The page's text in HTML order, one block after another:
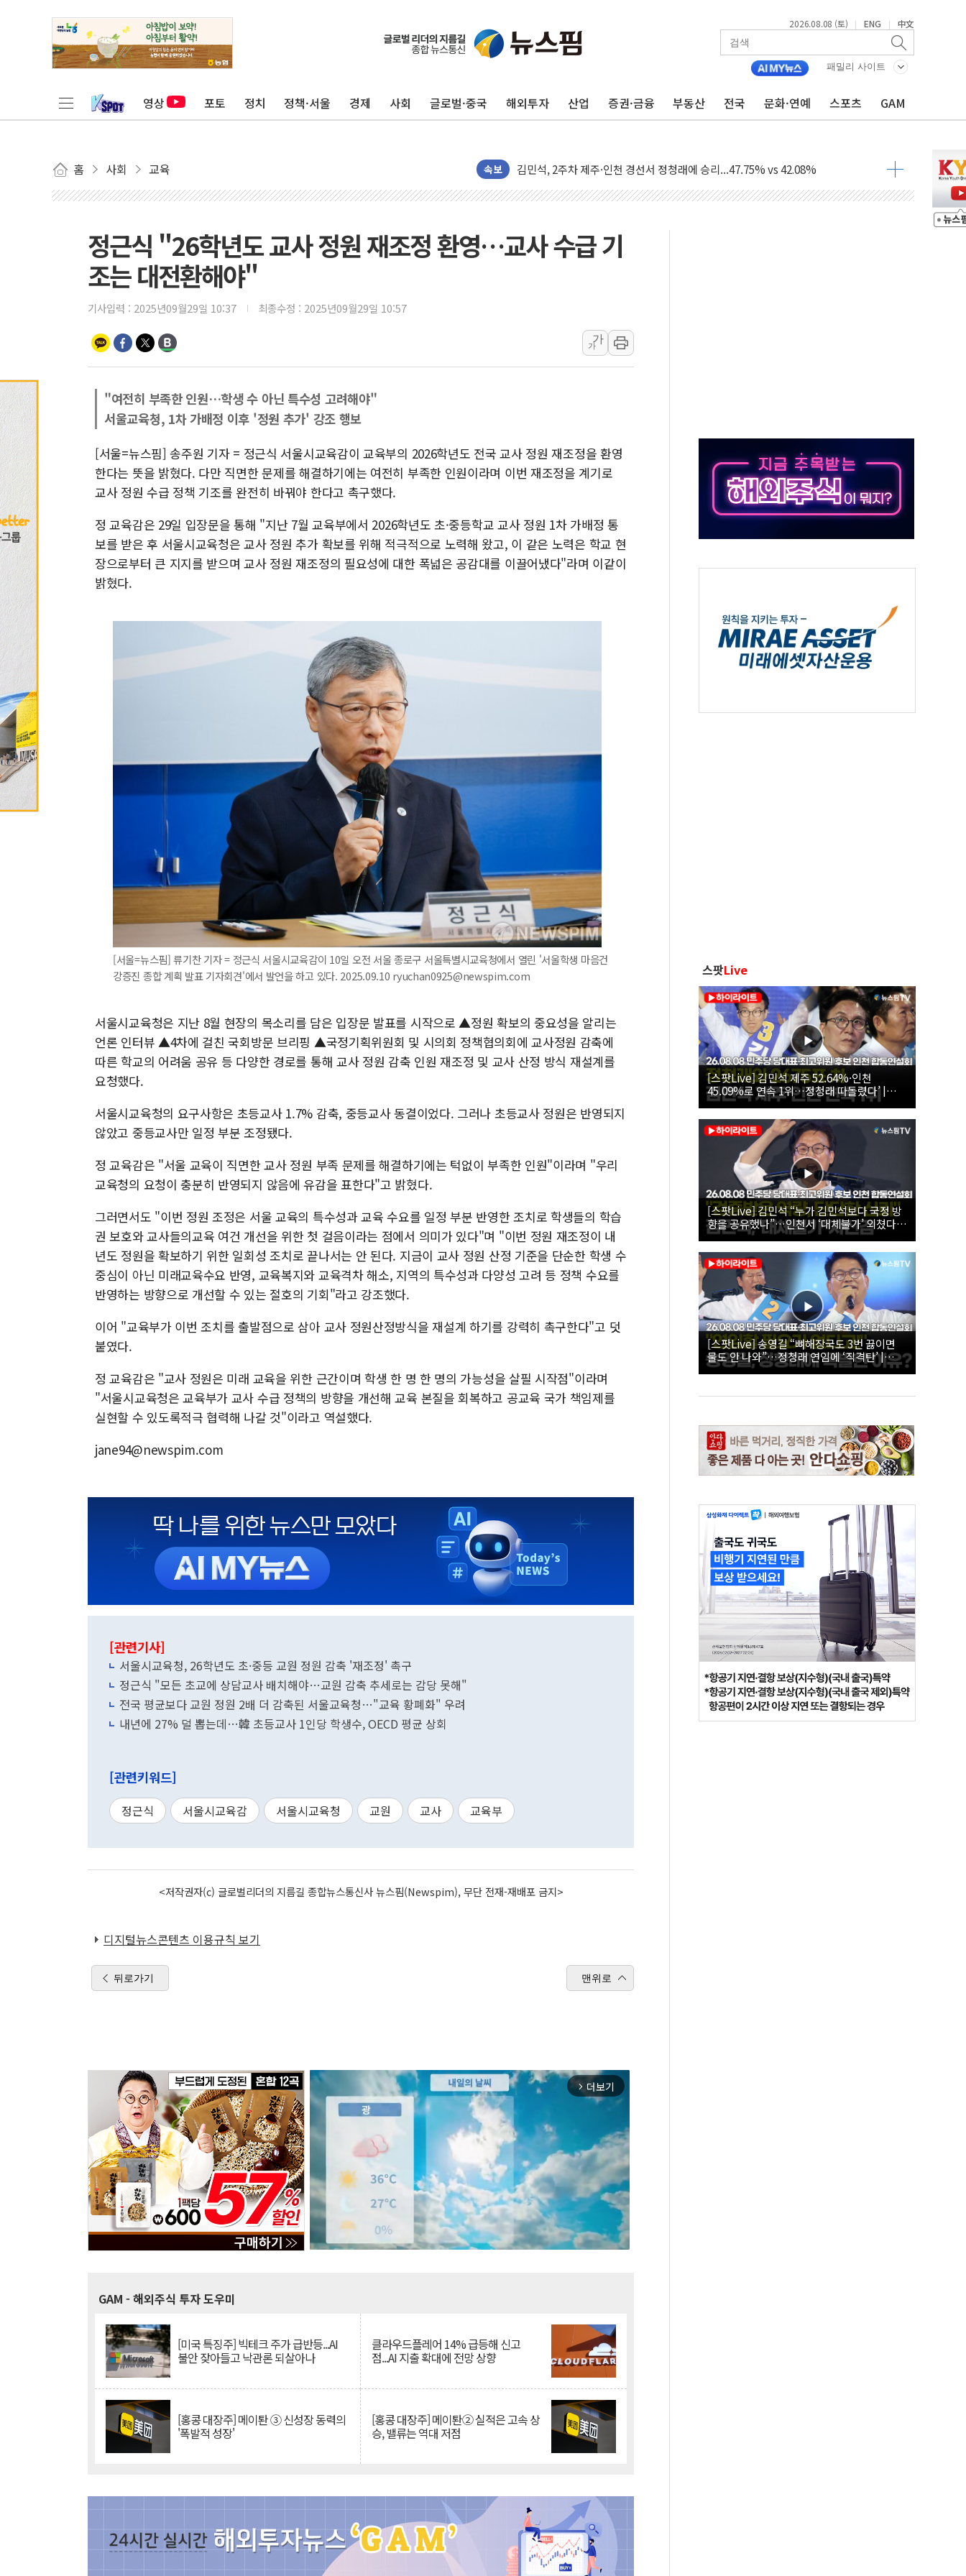
2026.08.08 (토) | ENG | 中文
패밀리 사이트
영상 포토 정치 정책·서울 경제 사회 글로벌·중국 해외투자 산업 증권·금융 부동산 전국 문화·연예 스포츠 GAM
홈 사회 교육 속보
[종합] 김민석, 정청래에 '0.86%p' 차 재역전 성공...金 45.42% vs 鄭 44.56%
김민석, 2주차 제주·인천 경선서 정청래에 승리...47.75% vs 42.08%
인사하는 김민석 당대표 후보
[속보] 민주, 인천 경선 결과 발표...김민석 45.09% 정청래 43.27% 송영길 11.63%
[속보] 민주, 제주 경선 결과 발표...김민석 52.64% 정청래 39.89% 송영길 7.47%
폐기물 수거하다 참변…60대 환경미화원 수거차에 치여 사망
서울 중랑구 주택가서 흉기 난동…60대 남성 2명 숨져
인천 선재도 갯벌서 해루질 중 실종 60대 나흘만에 숨진 채 발견
인천서 말다툼 중 어머니 흉기 살해 10대 아들 체포
'화합' 꺼낸 김민석에 '뻔뻔' 받아친 정청래…제주 연설서 신경전 고조
李대통령, ISA 개편 재검토 지시…與 "적극 환영"·野 "졸속 국정"
동해중부 전 해상 풍랑주의보…10일까지 최대 3.5m 높은 물결
정근식 "26학년도 교사 정원 재조정 환영…교사 수급 기
조는 대전환해야"
기사입력 : 2025년09월29일 10:37 최종수정 : 2025년09월29일 10:57
가
가
"여전히 부족한 인원…학생 수 아닌 특수성 고려해야"
서울교육청, 1차 가배정 이후 '정원 추가' 강조 행보
[서울=뉴스핌] 송주원 기자 = 정근식 서울시교육감이 교육부의 2026학년도 전국 교사 정원 재조정을 환영
한다는 뜻을 밝혔다. 다만 직면한 문제를 해결하기에는 여전히 부족한 인원이라며 이번 재조정을 계기로
교사 정원 수급 정책 기조를 완전히 바꿔야 한다고 촉구했다.
정 교육감은 29일 입장문을 통해 "지난 7월 교육부에서 2026학년도 초·중등학교 교사 정원 1차 가배정 통
보를 받은 후 서울시교육청은 교사 정원 추가 확보를 위해 적극적으로 노력해 왔고, 이 같은 노력은 학교 현
장으로부터 큰 지지를 받으며 교사 정원 재조정의 필요성에 대한 폭넓은 공감대를 이끌어냈다"라며 이같이
밝혔다.
[서울=뉴스핌] 류기찬 기자 = 정근식 서울시교육감이 10일 오전 서울 종로구 서울특별시교육청에서 열린 '서울학생 마음건
강증진 종합 계획 발표 기자회견'에서 발언을 하고 있다. 2025.09.10 ryuchan0925@newspim.com
서울시교육청은 지난 8월 현장의 목소리를 담은 입장문 발표를 시작으로 ▲정원 확보의 중요성을 알리는
언론 인터뷰 ▲4차에 걸친 국회방문 브리핑 ▲국정기획위원회 및 시의회 정책협의회에 교사정원 감축에
따른 학교의 어려움 공유 등 다양한 경로를 통해 교사 정원 감축 인원 재조정 및 교사 산정 방식 재설계를
요청했다.
서울시교육청의 요구사항은 초등교사 1.7% 감축, 중등교사 동결이었다. 그러나 초등교사 정원은 반영되지
않았고 중등교사만 일정 부분 조정됐다.
정 교육감은 "서울 교육이 직면한 교사 정원 부족 문제를 해결하기에는 턱없이 부족한 인원"이라며 "우리
교육청의 요청이 충분히 반영되지 않음에 유감을 표한다"고 밝혔다.
그러면서도 "이번 정원 조정은 서울 교육의 특수성과 교육 수요를 일정 부분 반영한 조치로 학생들의 학습
권 보호와 교사들의교육 여건 개선을 위한 첫 걸음이라는 점에서 의미가 있다"며 "이번 정원 재조정이 내
년도 정원을 확보하기 위한 일회성 조치로 끝나서는 안 된다. 지금이 교사 정원 산정 기준을 단순한 학생 수
중심이 아닌 미래교육수요 반영, 교육복지와 교육격차 해소, 지역의 특수성과 다양성 고려 등 정책 수요를
반영하는 방향으로 개선할 수 있는 절호의 기회"라고 강조했다.
이어 "교육부가 이번 조치를 출발점으로 삼아 교사 정원산정방식을 재설계 하기를 강력히 촉구한다"고 덧
붙였다.
정 교육감은 "교사 정원은 미래 교육을 위한 근간이며 학생 한 명 한 명의 가능성을 살필 시작점"이라며
"서울시교육청은 교육부가 교사 수급 정책의 방향을 개선해 교육 본질을 회복하고 공교육 국가 책임제를
실현할 수 있도록적극 협력해 나갈 것"이라고 역설했다.
jane94@newspim.com
[관련기사]
서울시교육청, 26학년도 초·중등 교원 정원 감축 '재조정' 촉구
정근식 "모든 초교에 상담교사 배치해야…교원 감축 추세로는 감당 못해"
전국 평균보다 교원 정원 2배 더 감축된 서울교육청…"교육 황폐화" 우려
내년에 27% 덜 뽑는데…韓 초등교사 1인당 학생수, OECD 평균 상회
[관련키워드]
정근식 서울시교육감 서울시교육청 교원 교사 교육부
<저작권자(c) 글로벌리더의 지름길 종합뉴스통신사 뉴스핌(Newspim), 무단 전재-재배포 금지>
디지털뉴스콘텐츠 이용규칙 보기
뒤로가기 맨위로
arrow_forward_ios 더보기
GAM - 해외주식 투자 도우미
[미국 특징주] 빅테크 주가 급반등...AI
불안 잦아들고 낙관론 되살아나
클라우드플레어 14% 급등해 신고
점...AI 지출 확대에 전망 상향
[홍콩 대장주] 메이퇀 ③ 신성장 동력의
'폭발적 성장'
[홍콩 대장주] 메이퇀② 실적은 고속 상
승, 밸류는 역대 저점
스팟Live
[스팟Live] 김민석 제주 52.64%·인천
45.09%로 연속 1위…정청래 따돌렸다’ |
26.08.08 더불어민주당 당대표·최고위원 후
보 인천 합동연설회
[스팟Live] 김민석 “누가 김민석보다 국정 방
향을 공유했나”…인천서 ‘대체불가’ 외쳤다 |
26.08.08 더불어민주당 당대표·최고위원 후
보 인천 합동연설회
[스팟Live] 송영길 “뼈해장국도 3번 끓이면
물도 안 나와”…정청래 연임에 ‘직격탄’ |
26.08.08 더불어민주당 당대표·최고위원 후